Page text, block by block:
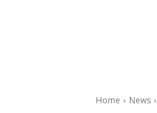
Home News